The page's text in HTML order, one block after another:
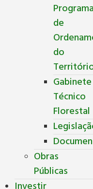
de
do
Gabinete
Técnico
Florestal
Obras
Públicas